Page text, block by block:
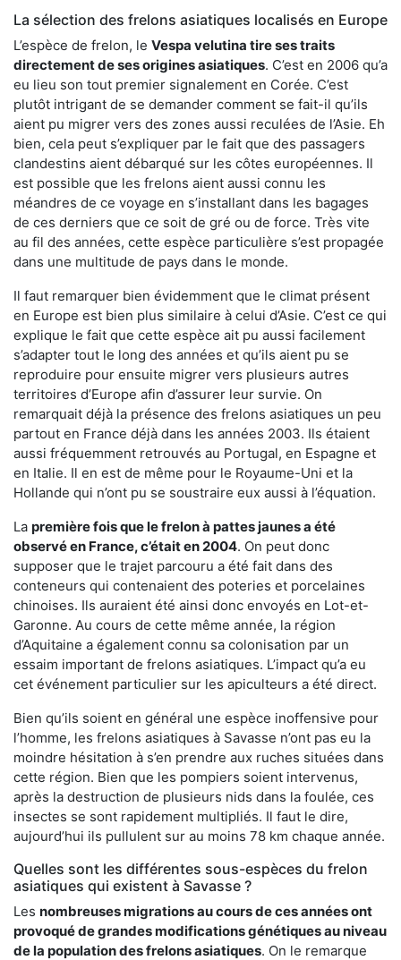
La sélection des frelons asiatiques localisés en Europe
L’espèce de frelon, le Vespa velutina tire ses traits
directement de ses origines asiatiques. C’est en 2006 qu’a
eu lieu son tout premier signalement en Corée. C’est
plutôt intrigant de se demander comment se fait-il qu’ils
aient pu migrer vers des zones aussi reculées de l’Asie. Eh
bien, cela peut s’expliquer par le fait que des passagers
clandestins aient débarqué sur les côtes européennes. Il
est possible que les frelons aient aussi connu les
méandres de ce voyage en s’installant dans les bagages
de ces derniers que ce soit de gré ou de force. Très vite
au fil des années, cette espèce particulière s’est propagée
dans une multitude de pays dans le monde.
Il faut remarquer bien évidemment que le climat présent
en Europe est bien plus similaire à celui d’Asie. C’est ce qui
explique le fait que cette espèce ait pu aussi facilement
s’adapter tout le long des années et qu’ils aient pu se
reproduire pour ensuite migrer vers plusieurs autres
territoires d’Europe afin d’assurer leur survie. On
remarquait déjà la présence des frelons asiatiques un peu
partout en France déjà dans les années 2003. Ils étaient
aussi fréquemment retrouvés au Portugal, en Espagne et
en Italie. Il en est de même pour le Royaume-Uni et la
Hollande qui n’ont pu se soustraire eux aussi à l’équation.
La première fois que le frelon à pattes jaunes a été
observé en France, c’était en 2004. On peut donc
supposer que le trajet parcouru a été fait dans des
conteneurs qui contenaient des poteries et porcelaines
chinoises. Ils auraient été ainsi donc envoyés en Lot-et-
Garonne. Au cours de cette même année, la région
d’Aquitaine a également connu sa colonisation par un
essaim important de frelons asiatiques. L’impact qu’a eu
cet événement particulier sur les apiculteurs a été direct.
Bien qu’ils soient en général une espèce inoffensive pour
l’homme, les frelons asiatiques à Savasse n’ont pas eu la
moindre hésitation à s’en prendre aux ruches situées dans
cette région. Bien que les pompiers soient intervenus,
après la destruction de plusieurs nids dans la foulée, ces
insectes se sont rapidement multipliés. Il faut le dire,
aujourd’hui ils pullulent sur au moins 78 km chaque année.
Quelles sont les différentes sous-espèces du frelon
asiatiques qui existent à Savasse ?
Les nombreuses migrations au cours de ces années ont
provoqué de grandes modifications génétiques au niveau
de la population des frelons asiatiques. On le remarque